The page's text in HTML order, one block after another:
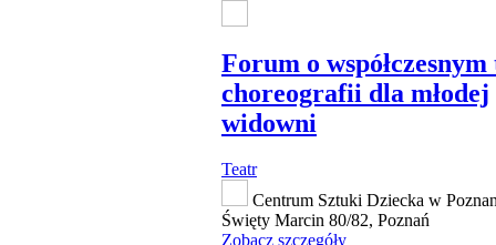
Forum o
choreografii dla młodej
widowni
Teatr
Centrum Sztuki Dziecka w
Święty Marcin 80/82, Poznań
Zobacz szczegóły